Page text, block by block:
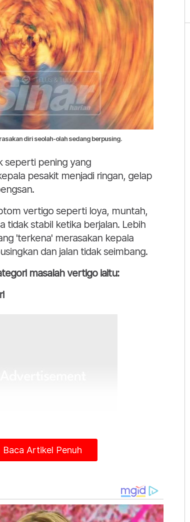
diri seolah-olah sedang berpusing.
seperti pening yang
pesakit menjadi ringan, gelap
vertigo seperti loya, muntah,
tidak stabil ketika berjalan. Lebih
'terkena' merasakan kepala
dan jalan tidak seimbang.
masalah vertigo iaitu:
pada bahagian dalam telinga
Baca Artikel Penuh